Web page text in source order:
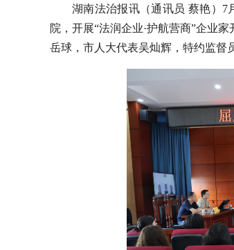
湖南法治报讯（通讯员 蔡艳）7
院，开展“法润企业·护航营商”企业
岳球，市人大代表吴灿辉，特约监督